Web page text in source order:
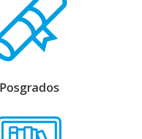
Posgrados